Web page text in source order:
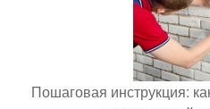
Пошаговая инструкция: